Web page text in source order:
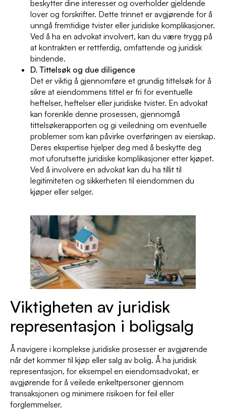
beskytter dine interesser og overholder gjeldende
lover og forskrifter. Dette trinnet er avgjørende for å
unngå fremtidige tvister eller juridiske komplikasjoner.
Ved å ha en advokat involvert, kan du være trygg på
at kontrakten er rettferdig, omfattende og juridisk
bindende.
D. Tittelsøk og due diligence
Det er viktig å gjennomføre et grundig tittelsøk for å
sikre at eiendommens tittel er fri for eventuelle
heftelser, heftelser eller juridiske tvister. En advokat
kan forenkle denne prosessen, gjennomgå
tittelsøkerapporten og gi veiledning om eventuelle
problemer som kan påvirke overføringen av eierskap.
Deres ekspertise hjelper deg med å beskytte deg
mot uforutsette juridiske komplikasjoner etter kjøpet.
Ved å involvere en advokat kan du ha tillit til
legitimiteten og sikkerheten til eiendommen du
kjøper eller selger.
Viktigheten av juridisk
representasjon i boligsalg
Å navigere i komplekse juridiske prosesser er avgjørende
når det kommer til kjøp eller salg av bolig. Å ha juridisk
representasjon, for eksempel en eiendomsadvokat, er
avgjørende for å veilede enkeltpersoner gjennom
transaksjonen og minimere risikoen for feil eller
forglemmelser.